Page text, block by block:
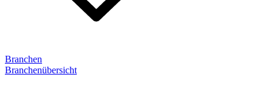
Branchen
Branchenübersicht